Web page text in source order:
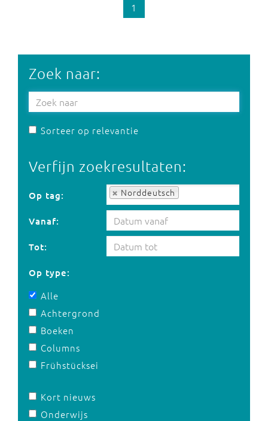
1
Zoek naar:
Sorteer op relevantie
Verfijn zoekresultaten:
Op tag: Norddeutsch
Op tag:
Vanaf:
Tot:
Op type:
Alle
Achtergrond
Boeken
Columns
Frühstücksei
Kort nieuws
Onderwijs